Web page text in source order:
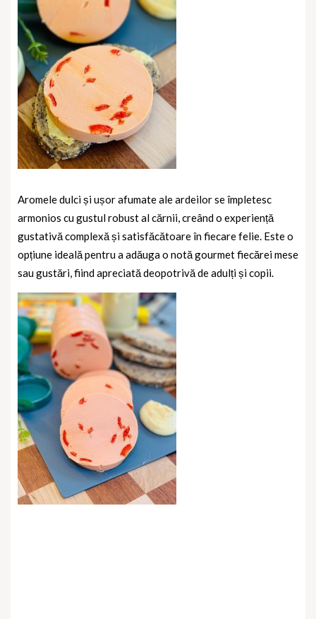
Aromele dulci și ușor afumate ale ardeilor se împletesc
armonios cu gustul robust al cărnii, creând o experiență
gustativă complexă și satisfăcătoare în fiecare felie. Este o
opțiune ideală pentru a adăuga o notă gourmet fiecărei mese
sau gustări, fiind apreciată deopotrivă de adulți și copii.